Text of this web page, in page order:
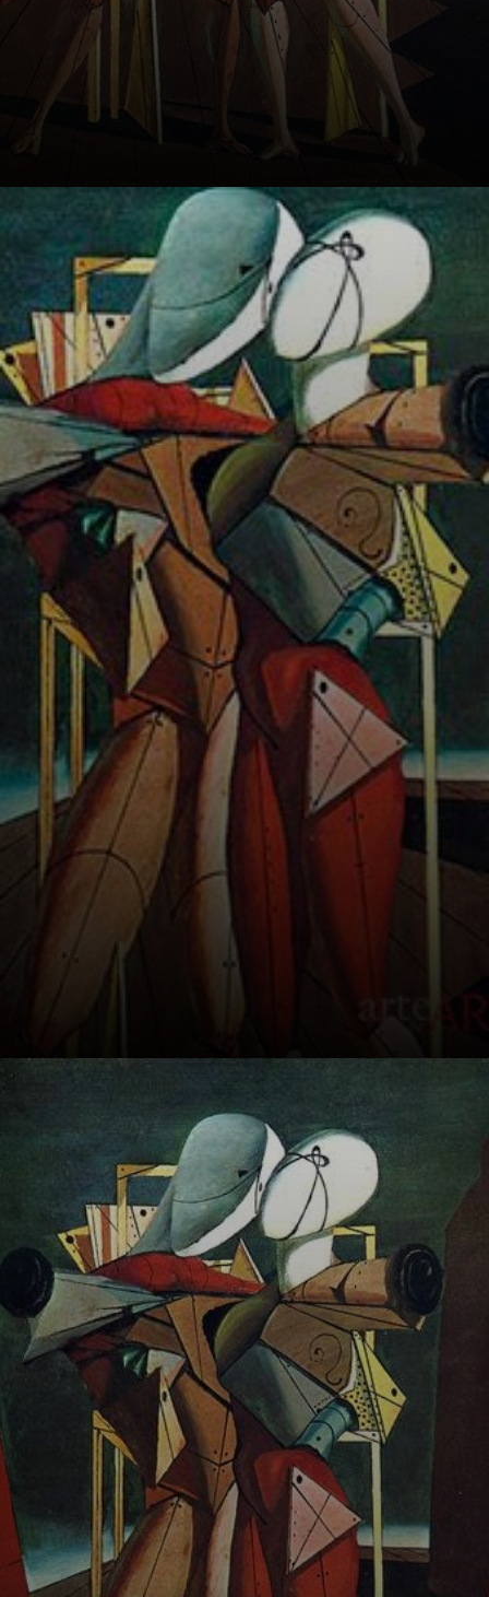
Manichins e
objetos,
combinados de
forma surrealista,
sem
personalidade,
sem alma.
La prospettiva,
riconoscibile nel
pavimento a
tavole di legno,
non è coerente
con il resto dello
scenario. Una
dissonanza